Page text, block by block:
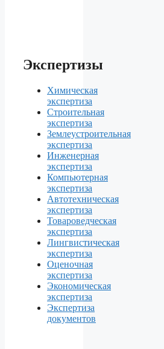
Экспертизы
Химическая
экспертиза
Строительная
экспертиза
Землеустроительная
экспертиза
Инженерная
экспертиза
Компьютерная
экспертиза
Автотехническая
экспертиза
Товароведческая
экспертиза
Лингвистическая
экспертиза
Оценочная
экспертиза
Экономическая
экспертиза
Экспертиза
документов